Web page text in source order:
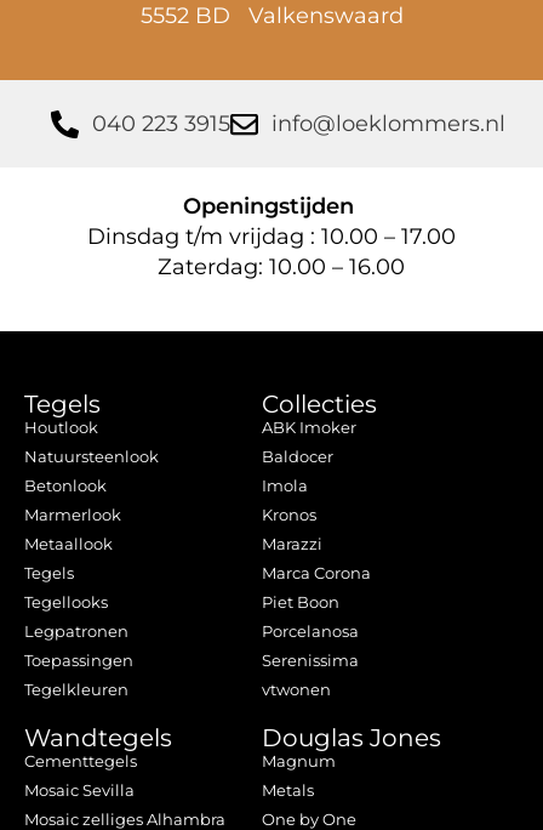
5552 BD Valkenswaard
040 223 3915 info@loeklommers.nl
Openingstijden
Dinsdag t/m vrijdag : 10.00 – 17.00
Zaterdag: 10.00 – 16.00
Tegels
Houtlook
Natuursteenlook
Betonlook
Marmerlook
Metaallook
Tegels
Tegellooks
Legpatronen
Toepassingen
Tegelkleuren
Collecties
ABK Imoker
Baldocer
Imola
Kronos
Marazzi
Marca Corona
Piet Boon
Porcelanosa
Serenissima
vtwonen
Wandtegels
Cementtegels
Mosaic Sevilla
Mosaic zelliges Alhambra
Douglas Jones
Magnum
Metals
One by One